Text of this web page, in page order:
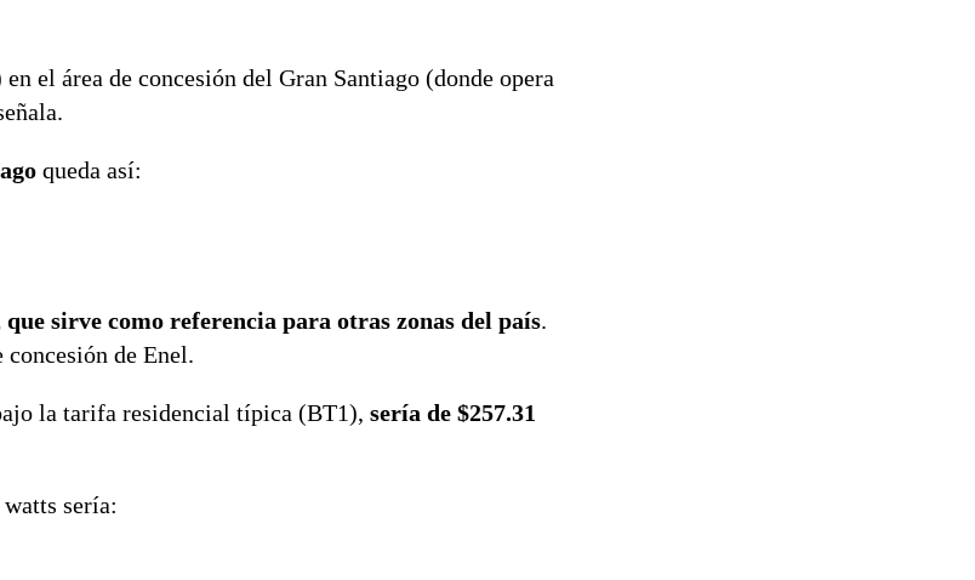
el área de concesión del Gran Santiago (donde opera
queda así:
sirve como referencia para otras zonas del país.
concesión de Enel.
la tarifa residencial típica (BT1), sería de $257.31
sería: